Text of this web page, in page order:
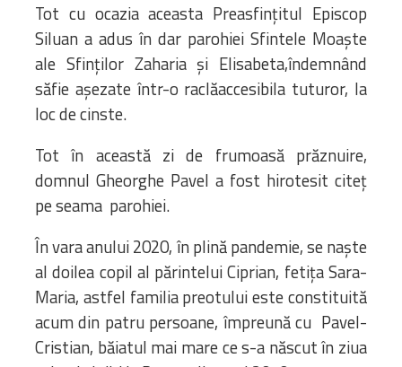
Tot cu ocazia aceasta Preasfințitul Episcop
Siluan a adus în dar parohiei Sfintele Moaște
ale Sfinților Zaharia și Elisabeta,îndemnând
săfie așezate într-o raclăaccesibila tuturor, la
loc de cinste.
Tot în această zi de frumoasă prăznuire,
domnul Gheorghe Pavel a fost hirotesit citeț
pe seama parohiei.
În vara anului 2020, în plină pandemie, se naște
al doilea copil al părintelui Ciprian, fetița Sara-
Maria, astfel familia preotului este constituită
acum din patru persoane, împreună cu Pavel-
Cristian, băiatul mai mare ce s-a născut în ziua